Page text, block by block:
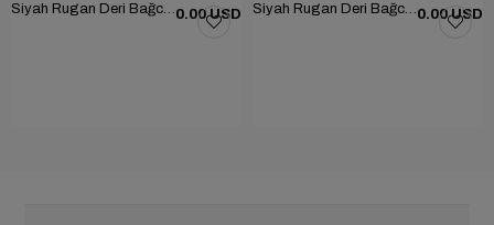
0.00 USD 0.00 USD